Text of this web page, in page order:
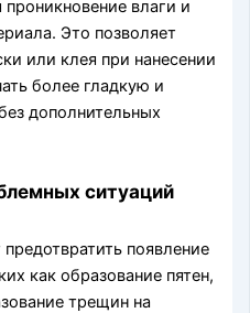
влаги и
Это позволяет
или клея при нанесении
более гладкую и
дополнительных
ситуаций
появление
как образование пятен,
трещин на